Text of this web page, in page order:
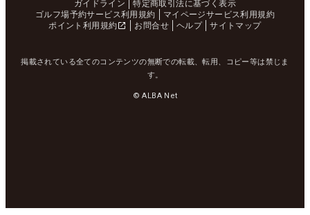
ガイドライン
特定商取引法に基づく表示
ゴルフ場予約サービス利用規約
マイページサービス利用規約
ポイント利用規約
お問合せ ヘルプ サイトマップ
掲載されている全てのコンテンツの無断での転載、転用、コピー等は禁じま
す。
© ALBA Net